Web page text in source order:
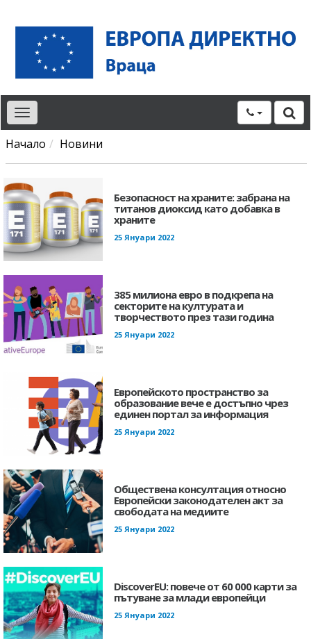
Toggle
navigation
Начало Новини
Безопасност на храните: забрана на
титанов диоксид като добавка в
храните
25 Януари 2022
385 милиона евро в подкрепа на
секторите на културата и
творчеството през тази година
25 Януари 2022
Европейското пространство за
образование вече е достъпно чрез
единен портал за информация
25 Януари 2022
Обществена консултация относно
Европейски законодателен акт за
свободата на медиите
25 Януари 2022
DiscoverEU: повече от 60 000 карти за
пътуване за млади европейци
25 Януари 2022